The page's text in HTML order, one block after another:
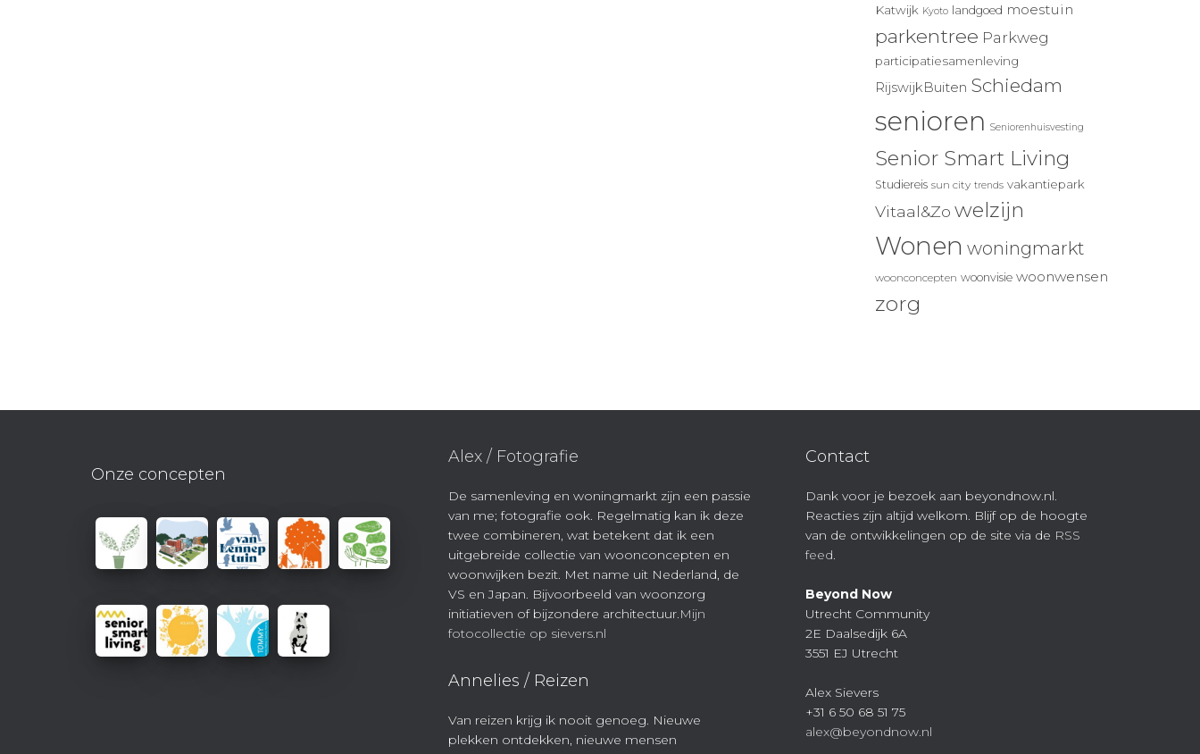
Katwijk Kyoto landgoed moestuin
parkentree Parkweg
participatiesamenleving
RijswijkBuiten Schiedam
senioren Seniorenhuisvesting
Senior Smart Living
Studiereis sun city trends vakantiepark
Vitaal&Zo welzijn
Wonen woningmarkt
woonconcepten woonvisie woonwensen
zorg
Onze concepten
Alex / Fotografie
De samenleving en woningmarkt zijn een passie
van me; fotografie ook. Regelmatig kan ik deze
twee combineren, wat betekent dat ik een
uitgebreide collectie van woonconcepten en
woonwijken bezit. Met name uit Nederland, de
VS en Japan. Bijvoorbeeld van woonzorg
initiatieven of bijzondere architectuur.Mijn
fotocollectie op sievers.nl
Annelies / Reizen
Van reizen krijg ik nooit genoeg. Nieuwe
plekken ontdekken, nieuwe mensen
Contact
Dank voor je bezoek aan beyondnow.nl.
Reacties zijn altijd welkom. Blijf op de hoogte
van de ontwikkelingen op de site via de RSS
feed.
Beyond Now
Utrecht Community
2E Daalsedijk 6A
3551 EJ Utrecht
Alex Sievers
+31 6 50 68 51 75
alex@beyondnow.nl